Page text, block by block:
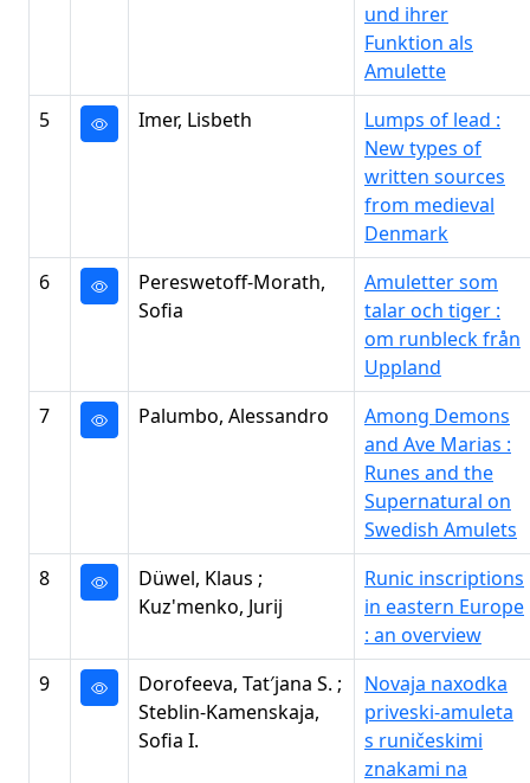
und ihrer
Funktion als
Amulette
5
Imer, Lisbeth
Lumps of lead :
New types of
written sources
from medieval
Denmark
6
Pereswetoff-Morath,
Sofia
Amuletter som
talar och tiger :
om runbleck från
Uppland
7
Palumbo, Alessandro
Among Demons
and Ave Marias :
Runes and the
Supernatural on
Swedish Amulets
8
Düwel, Klaus ;
Kuz'menko, Jurij
Runic inscriptions
in eastern Europe
: an overview
9
Dorofeeva, Tat′jana S. ;
Steblin-Kamenskaja,
Sofia I.
Novaja naxodka
priveski-amuleta
s runičeskimi
znakami na